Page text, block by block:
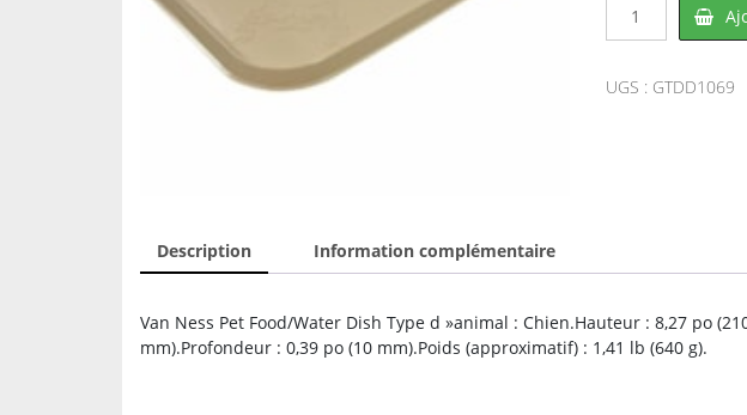
Ness
UGS : GTDD1069
Description Information complémentaire
Van Ness Pet Food/Water Dish Type d »animal : Chien.Hauteur : 8,27 po
mm).Profondeur : 0,39 po (10 mm).Poids (approximatif) : 1,41 lb (640 g).